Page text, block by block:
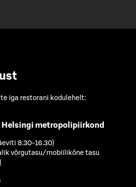
iga restorani kodulehelt:
Helsingi metropolipiirkond
8.30-16.30)
võrgutasu/mobiilikõne tasu